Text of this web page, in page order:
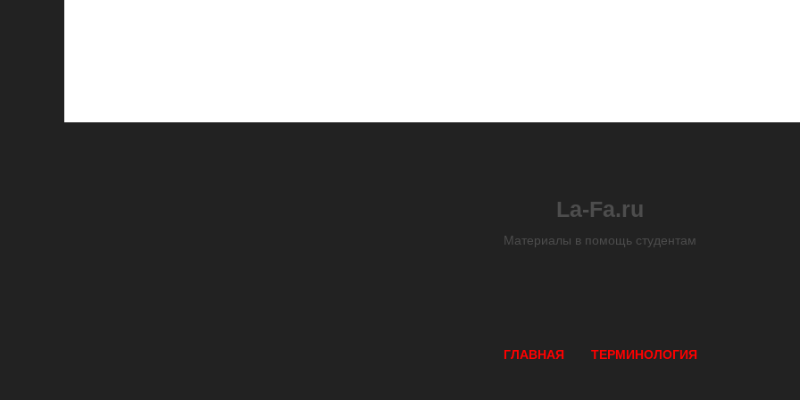
La-Fa.ru
Материалы в помощь студентам
ГЛАВНАЯ ТЕРМИНОЛОГИЯ